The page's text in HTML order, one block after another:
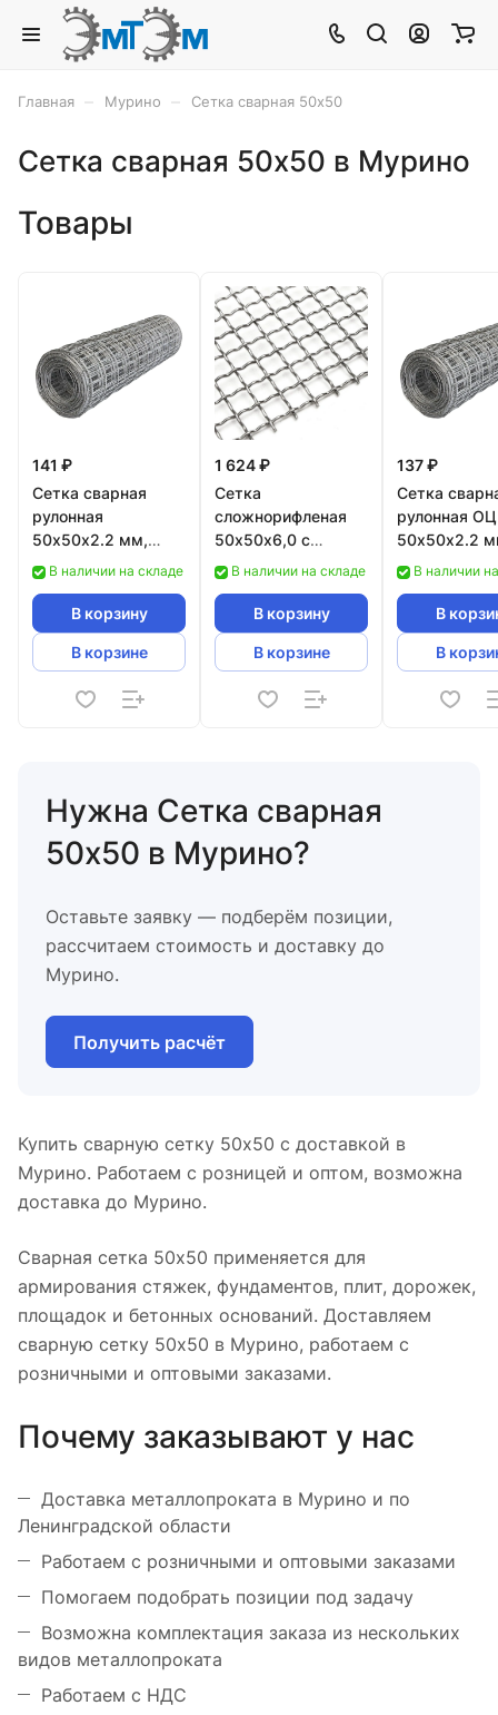
Главная Мурино Сетка сварная 50x50
Сетка сварная 50x50 в Мурино
Товары
141 ₽
Сетка сварная
рулонная
50х50х2.2 мм,
(рулон 0.35х15)
В наличии на складе
В корзину
В корзине
1 624 ₽
Сетка
сложнорифленая
50х50х6,0 с
квадратной
грохота ст.45-55
ГОСТ 3306-88
размер карты
В наличии на складе
В корзину
В корзине
137 ₽
Сетка
рулонная ОЦ
50х50х2.2
(рулон
В наличии
В
В
Нужна Сетка сварная
50x50 в Мурино?
Оставьте заявку — подберём позиции,
рассчитаем стоимость и доставку до
Мурино.
Получить расчёт
Купить сварную сетку 50x50 с доставкой в
Мурино. Работаем с розницей и оптом, возможна
доставка до Мурино.
Сварная сетка 50x50 применяется для
армирования стяжек, фундаментов, плит, дорожек,
площадок и бетонных оснований. Доставляем
сварную сетку 50x50 в Мурино, работаем с
розничными и оптовыми заказами.
Почему заказывают у нас
Доставка металлопроката в Мурино и по
Ленинградской области
Работаем с розничными и оптовыми заказами
Помогаем подобрать позиции под задачу
Возможна комплектация заказа из нескольких
видов металлопроката
Работаем с НДС